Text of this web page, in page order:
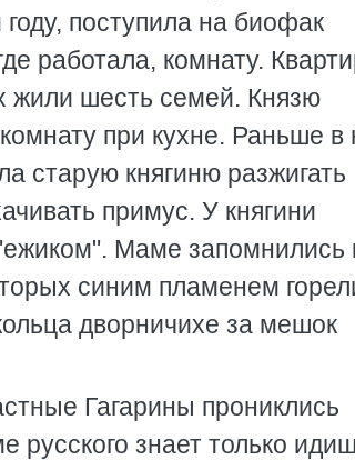
поступила на биофак
работала, комнату.
жили шесть семей. Князю
при кухне. Раньше в
старую княгиню разжигать
примус. У княгини
Маме запомнились
синим пламенем
дворничихе за мешок
Гагарины прониклись
русского знает только